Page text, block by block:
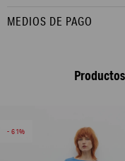
MEDIOS DE PAGO
61